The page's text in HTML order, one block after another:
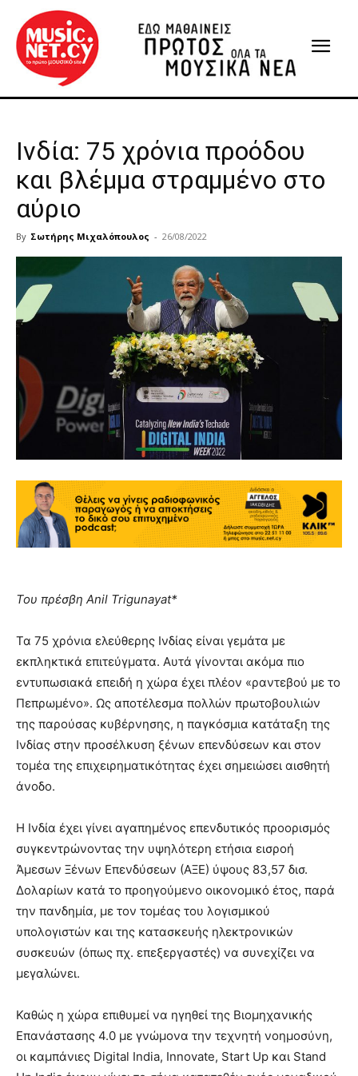
Ινδία: 75 χρόνια προόδου
και βλέμμα στραμμένο στο
αύριο
By Σωτήρης Μιχαλόπουλος - 26/08/2022
Του πρέσβη Anil Trigunayat*
Τα 75 χρόνια ελεύθερης Ινδίας είναι γεμάτα με
εκπληκτικά επιτεύγματα. Αυτά γίνονται ακόμα πιο
εντυπωσιακά επειδή η χώρα έχει πλέον «ραντεβού με το
Πεπρωμένο». Ως αποτέλεσμα πολλών πρωτοβουλιών
της παρούσας κυβέρνησης, η παγκόσμια κατάταξη της
Ινδίας στην προσέλκυση ξένων επενδύσεων και στον
τομέα της επιχειρηματικότητας έχει σημειώσει αισθητή
άνοδο.
Η Ινδία έχει γίνει αγαπημένος επενδυτικός προορισμός
συγκεντρώνοντας την υψηλότερη ετήσια εισροή
Άμεσων Ξένων Επενδύσεων (ΑΞΕ) ύψους 83,57 δισ.
Δολαρίων κατά το προηγούμενο οικονομικό έτος, παρά
την πανδημία, με τον τομέας του λογισμικού
υπολογιστών και της κατασκευής ηλεκτρονικών
συσκευών (όπως πχ. επεξεργαστές) να συνεχίζει να
μεγαλώνει.
Καθώς η χώρα επιθυμεί να ηγηθεί της Βιομηχανικής
Επανάστασης 4.0 με γνώμονα την τεχνητή νοημοσύνη,
οι καμπάνιες Digital India, Innovate, Start Up και Stand